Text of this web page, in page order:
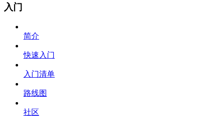
入门
简介
快速入门
入门清单
路线图
社区